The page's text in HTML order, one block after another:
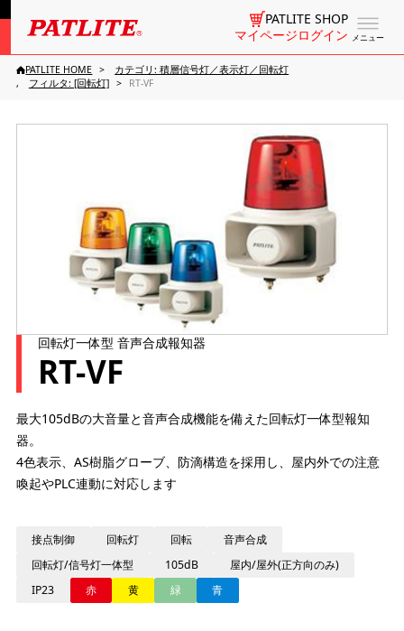
メニュー
PATLITE SHOP
マイページログイン
PATLITE HOME
カテゴリ: 積層信号灯／表示灯／回転灯
フィルタ: [回転灯]
RT-VF
回転灯一体型 音声合成報知器
RT-VF
最大105dBの大音量と音声合成機能を備えた回転灯一体型報知
器。
4色表示、AS樹脂グローブ、防滴構造を採用し、屋内外での注意
喚起やPLC連動に対応します
接点制御 回転灯 回転
音声合成
回転灯/信号灯一体型
105dB
屋内/屋外(正方向のみ)
IP23
赤 黄 緑 青